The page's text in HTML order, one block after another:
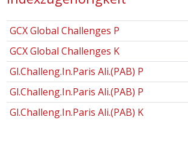
GCX Global Challenges P
GCX Global Challenges K
Gl.Challeng.In.Paris Ali.(PAB) P
Gl.Challeng.In.Paris Ali.(PAB) P
Gl.Challeng.In.Paris Ali.(PAB) K